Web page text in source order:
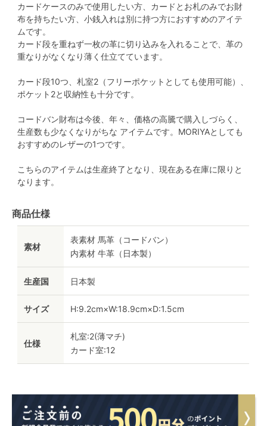
カードケースのみで使用したい方、カードとお札のみでお財
布を持ちたい方、小銭入れは別に持つ方におすすめのアイテ
ムです。
カード段を重ねず一枚の革に切り込みを入れることで、革の
重なりがなくなり薄く仕立てています。
カード段10つ、札室2（フリーポケットとしても使用可能）、
ポケット2と収納性も十分です。
コードバン財布は今後、年々、価格の高騰で購入しづらく、
生産数も少なくなりがちな アイテムです。MORIYAとしても
おすすめのレザーの1つです。
こちらのアイテムは生産終了となり、現在ある在庫に限りと
なります。
商品仕様
素材
表素材 馬革（コードバン）
内素材 牛革（日本製）
生産国 日本製
サイズ H:9.2cm×W:18.9cm×D:1.5cm
仕様
札室:2(薄マチ)
カード室:12